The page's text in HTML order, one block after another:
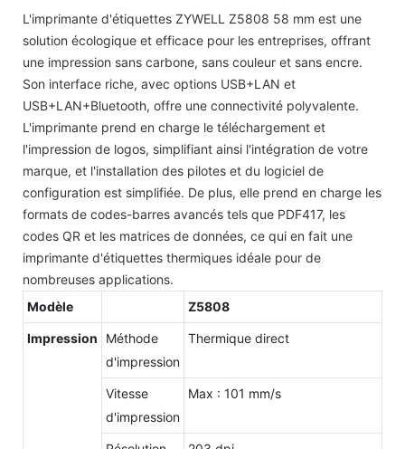
L'imprimante d'étiquettes ZYWELL Z5808 58 mm est une
solution écologique et efficace pour les entreprises, offrant
une impression sans carbone, sans couleur et sans encre.
Son interface riche, avec options USB+LAN et
USB+LAN+Bluetooth, offre une connectivité polyvalente.
L'imprimante prend en charge le téléchargement et
l'impression de logos, simplifiant ainsi l'intégration de votre
marque, et l'installation des pilotes et du logiciel de
configuration est simplifiée. De plus, elle prend en charge les
formats de codes-barres avancés tels que PDF417, les
codes QR et les matrices de données, ce qui en fait une
imprimante d'étiquettes thermiques idéale pour de
nombreuses applications.
Modèle
Z5808
Impression
Méthode
d'impression
Thermique direct
Vitesse
d'impression
Max : 101 mm/s